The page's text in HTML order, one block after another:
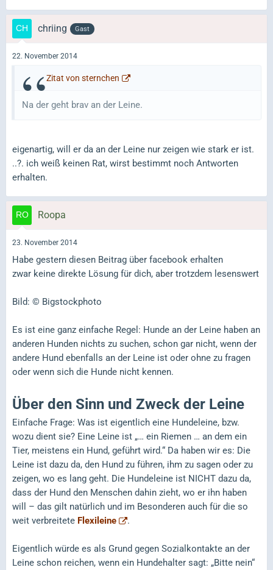
chriing Gast
22. November 2014
Zitat von sternchen
Na der geht brav an der Leine.
eigenartig, will er da an der Leine nur zeigen wie stark er ist.
..?. ich weiß keinen Rat, wirst bestimmt noch Antworten
erhalten.
Roopa
23. November 2014
Habe gestern diesen Beitrag über facebook erhalten
zwar keine direkte Lösung für dich, aber trotzdem lesenswert
Bild: © Bigstockphoto
Es ist eine ganz einfache Regel: Hunde an der Leine haben an
anderen Hunden nichts zu suchen, schon gar nicht, wenn der
andere Hund ebenfalls an der Leine ist oder ohne zu fragen
oder wenn sich die Hunde nicht kennen.
Über den Sinn und Zweck der Leine
Einfache Frage: Was ist eigentlich eine Hundeleine, bzw.
wozu dient sie? Eine Leine ist „… ein Riemen … an dem ein
Tier, meistens ein Hund, geführt wird.“ Da haben wir es: Die
Leine ist dazu da, den Hund zu führen, ihm zu sagen oder zu
zeigen, wo es lang geht. Die Hundeleine ist NICHT dazu da,
dass der Hund den Menschen dahin zieht, wo er ihn haben
will – das gilt natürlich und im Besonderen auch für die so
weit verbreitete Flexileine .
Eigentlich würde es als Grund gegen Sozialkontakte an der
Leine schon reichen, wenn ein Hundehalter sagt: „Bitte nein“